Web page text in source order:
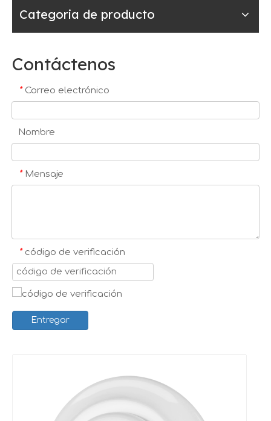
Categoria de producto
Contáctenos
* Correo electrónico
Nombre
* Mensaje
* código de verificación
Entregar